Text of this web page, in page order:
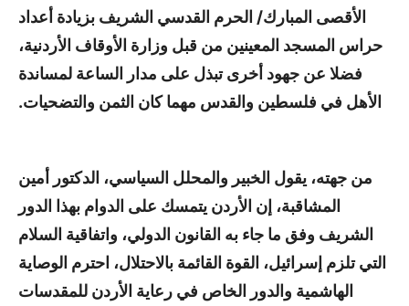
الأقصى المبارك/ الحرم القدسي الشريف بزيادة أعداد
حراس المسجد المعينين من قبل وزارة الأوقاف الأردنية،
فضلا عن جهود أخرى تبذل على مدار الساعة لمساندة
الأهل في فلسطين والقدس مهما كان الثمن والتضحيات.
من جهته، يقول الخبير والمحلل السياسي، الدكتور أمين
المشاقبة، إن الأردن يتمسك على الدوام بهذا الدور
الشريف وفق ما جاء به القانون الدولي، واتفاقية السلام
التي تلزم إسرائيل، القوة القائمة بالاحتلال، احترم الوصاية
الهاشمية والدور الخاص في رعاية الأردن للمقدسات